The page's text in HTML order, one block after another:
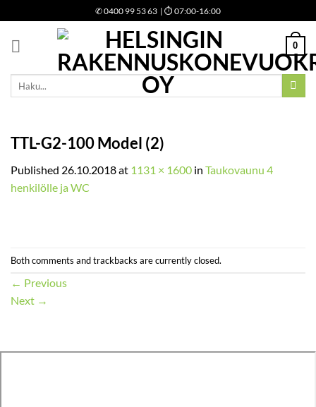
to
content
✆0400 99 53 63 | ⏱ 07:00-16:00
0
Etsi:
TTL-G2-100 Model (2)
Published 26.10.2018at 1131 × 1600 in Taukovaunu 4
henkilölle ja WC
Both comments and trackbacks are currently closed.
← Previous
Next →